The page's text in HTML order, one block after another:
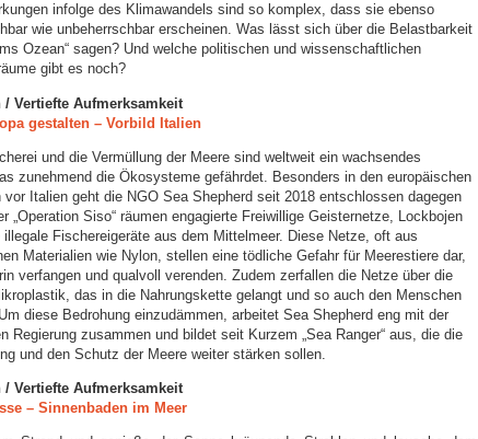
infolge des Klimawandels sind so komplex, dass sie ebenso
wie unbeherrschbar erscheinen. Was lässt sich über die Belastbarkeit
Ozean“ sagen? Und welche politischen und wissenschaftlichen
gibt es noch?
/ Vertiefte Aufmerksamkeit
gestalten – Vorbild Italien
und die Vermüllung der Meere sind weltweit ein wachsendes
zunehmend die Ökosysteme gefährdet. Besonders in den europäischen
vor Italien geht die NGO Sea Shepherd seit 2018 entschlossen dagegen
„Operation Siso“ räumen engagierte Freiwillige Geisternetze, Lockbojen
illegale Fischereigeräte aus dem Mittelmeer. Diese Netze, oft aus
Materialien wie Nylon, stellen eine tödliche Gefahr für Meerestiere dar,
verfangen und qualvoll verenden. Zudem zerfallen die Netze über die
das in die Nahrungskette gelangt und so auch den Menschen
diese Bedrohung einzudämmen, arbeitet Sea Shepherd eng mit der
Regierung zusammen und bildet seit Kurzem „Sea Ranger“ aus, die die
und den Schutz der Meere weiter stärken sollen.
/ Vertiefte Aufmerksamkeit
– Sinnenbaden im Meer